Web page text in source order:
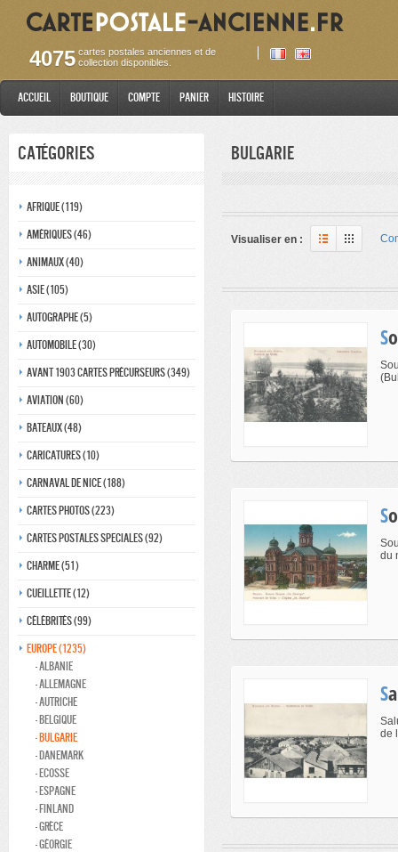
4075 cartes postales anciennes et de
collection disponibles.
Accueil Boutique Compte Panier Histoire
Catégories
Afrique (119)
Amériques (46)
Animaux (40)
Asie (105)
Autographe (5)
Automobile (30)
Avant 1903 Cartes précurseurs (349)
Aviation (60)
Bateaux (48)
Caricatures (10)
Carnaval de nice (188)
Cartes photos (223)
Cartes postales speciales (92)
Charme (51)
Cueillette (12)
Célébrités (99)
Europe (1235)
- Albanie
- Allemagne
- Autriche
- Belgique
- Bulgarie
- Danemark
- ecosse
- Espagne
- Finland
- Grèce
- Géorgie
Bulgarie
Visualiser en :
du
de